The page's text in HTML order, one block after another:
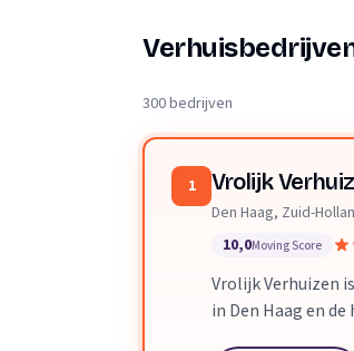
300 bedrijven
1 Vrolijk
Den Haag, Zuid-
10,0Moving Score
Vrolijk Verhuizen
in Den Haag en